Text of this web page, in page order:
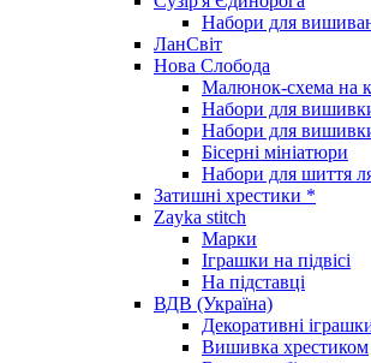
Набори для
ЛанСвіт
Нова Слобода
Малюнок-схема на
Набори для
Набори для
Бісерні мініатюри
Набори для шиття
Затишні хрестики *
Zayka stitch
Марки
Іграшки на підвісі
На підставці
ВДВ (Україна)
Декоративні
Вишивка хрестиком